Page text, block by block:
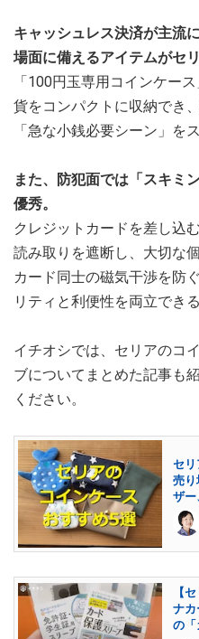
キャッシュレス決済が主流
場面に備えるアイテムがセ
「100円玉専用コインケー
貨をコンパクトに収納でき
「急な小銭必要シーン」を
また、防犯面では「スキミ
優秀。
クレジットカードを差し込
読み取りを遮断し、大切な
カード同士の磁気干渉を防
リティと利便性を両立でき
イチオシでは、セリアのコ
ブについてまとめた記事も
ください。
セリ
売り
ザー
【
ナカ
の「